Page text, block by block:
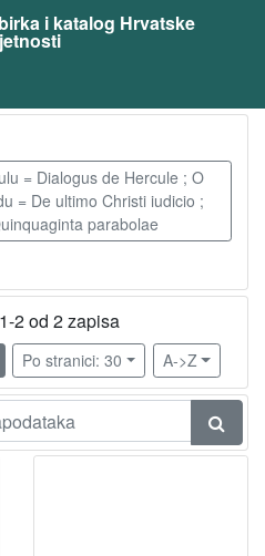
i katalog Hrvatske
= Dialogus de Hercule ; O
= De ultimo Christi iudicio ;
parabolae
2 od 2 zapisa
Po stranici: 30 A->Z